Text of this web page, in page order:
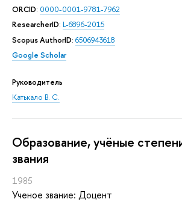
ORCID: 0000-0001-9781-7962
ResearcherID: L-6896-2015
Scopus AuthorID: 6506943618
Google Scholar
Руководитель
Катькало В. С.
Oбразование, учёные
звания
1985
Ученое звание: Доцент